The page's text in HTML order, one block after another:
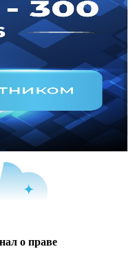
о праве